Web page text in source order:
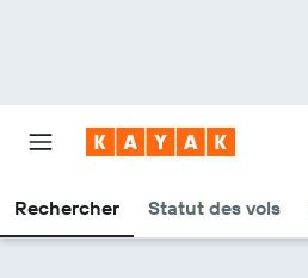
Rechercher Statut des vols